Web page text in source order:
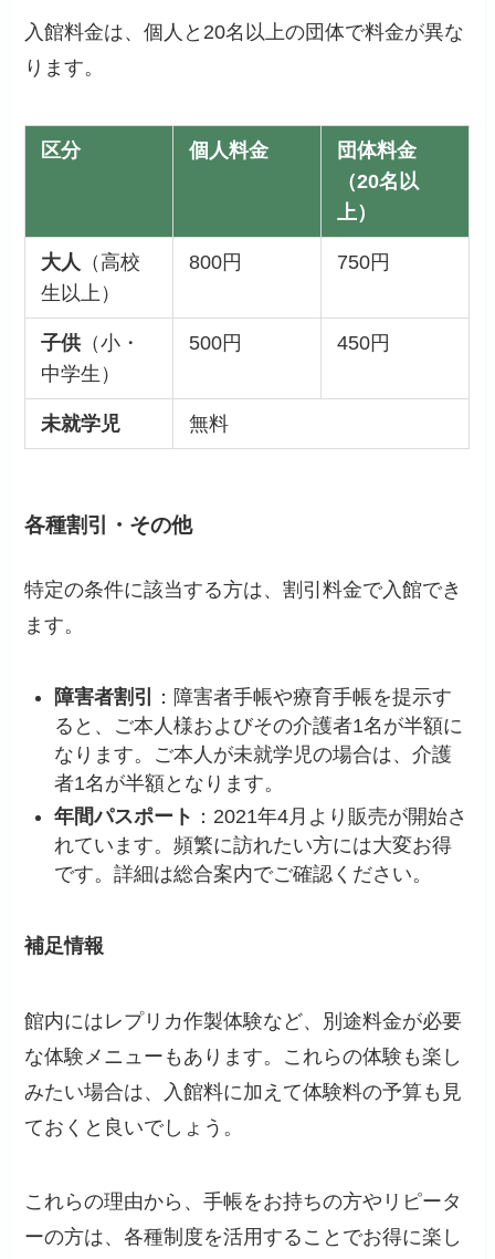
入館料金は、個人と20名以上の団体で料金が異な
ります。
区分 個人料金
団体料金
（20名以
上）
大人 （高校
生以上）
800円 750円
子供（小・
中学生）
500円 450円
未就学児 無料
各種割引・その他
特定の条件に該当する方は、割引料金で入館でき
ます。
障害者割引
：障害者手帳や療育手帳を提示す
ると、ご本人様およびその介護者1名が半額に
なります。ご本人が未就学児の場合は、介護
者1名が半額となります。
年間パスポート ：2021年4月より販売が開始さ
れています。頻繁に訪れたい方には大変お得
です。詳細は総合案内でご確認ください。
補足情報
館内にはレプリカ作製体験など、別途料金が必要
な体験メニューもあります。これらの体験も楽し
みたい場合は、入館料に加えて体験料の予算も見
ておくと良いでしょう。
これらの理由から、手帳をお持ちの方やリピータ
ーの方は、各種制度を活用することでお得に楽し